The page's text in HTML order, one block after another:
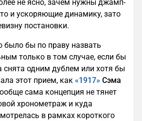
не ясно, зачем нужны джамп-
и ускоряющие динамику, зато
постановки.
бы по праву назвать
только в том случае, если бы
снята одним дублем или хотя бы
этот прием, как «1917» Сэма
сама концепция не тянет
хронометраж и куда
в рамках короткого